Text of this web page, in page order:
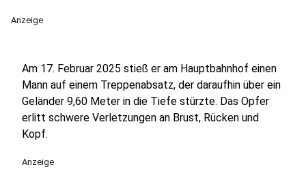
Anzeige
Am 17. Februar 2025 stieß er am Hauptbahnhof einen
Mann auf einem Treppenabsatz, der daraufhin über ein
Geländer 9,60 Meter in die Tiefe stürzte. Das Opfer
erlitt schwere Verletzungen an Brust, Rücken und
Kopf.
Anzeige